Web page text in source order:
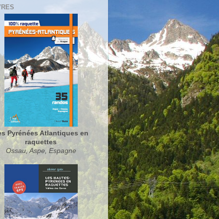
Pyrénées Atlantiques en
raquettes
Ossau, Aspe, Espagne